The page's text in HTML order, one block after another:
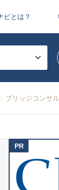
ビとは？
リッジコンサ